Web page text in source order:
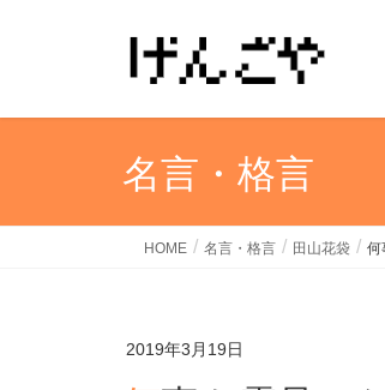
名言・格言
HOME 名言・格言 田山花袋 何
2019年3月19日